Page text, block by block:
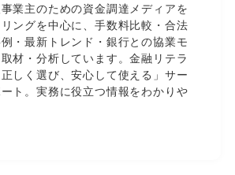
業主のための資金調達メディアを
ングを中心に、手数料比較・合法
・最新トレンド・銀行との協業モ
材・分析しています。金融リテラ
しく選び、安心して使える」サー
ト。実務に役立つ情報をわかりや